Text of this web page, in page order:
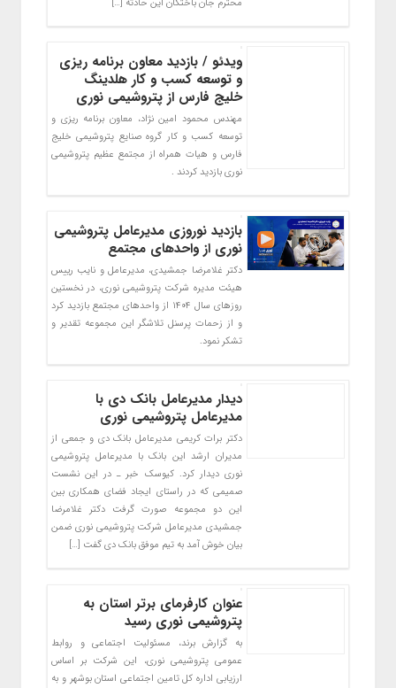
محترم جان باختگان این حادثه […]
ویدئو / بازدید معاون برنامه ریزی
و توسعه کسب و کار هلدینگ
خلیج فارس از پتروشیمی نوری
مهندس محمود امین نژاد، معاون برنامه ریزی و
توسعه کسب و کار گروه صنایع پتروشیمی خلیج
فارس و هیات همراه از مجتمع عظیم پتروشیمی
نوری بازدید کردند .
بازدید نوروزی مدیرعامل پتروشیمی
نوری از واحدهای مجتمع
دکتر غلامرضا جمشیدی، مدیرعامل و نایب رییس
هیئت مدیره شرکت پتروشیمی نوری، در نخستین
روزهای سال ۱۴۰۴ از واحدهای مجتمع بازدید کرد
و از زحمات پرسنل تلاشگر این مجموعه تقدیر و
تشکر نمود.
دیدار مدیرعامل بانک دی با
مدیرعامل پتروشیمی نوری
دکتر برات کریمی مدیرعامل بانک دی و جمعی از
مدیران ارشد این بانک با مدیرعامل پتروشیمی
نوری دیدار کرد. کیوسک خبر ـ در این نشست
صمیمی که در راستای ایجاد فضای همکاری بین
این دو مجموعه صورت گرفت دکتر غلامرضا
جمشیدی مدیرعامل شرکت پتروشیمی نوری ضمن
بیان خوش آمد به تیم موفق بانک دی گفت […]
عنوان کارفرمای برتر استان به
پتروشیمی نوری رسید
به گزارش برند، مسئولیت اجتماعی و روابط
عمومی پتروشیمی نوری، این شرکت بر اساس
ارزیابی اداره کل تامین اجتماعی استان بوشهر و به